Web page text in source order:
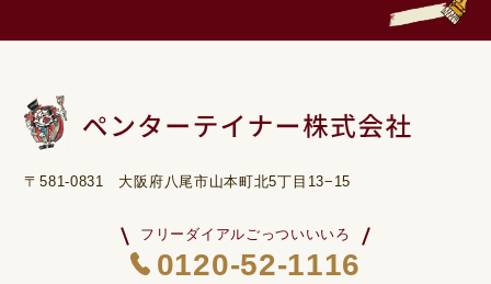
〒581-0831 大阪府八尾市山本町北5丁目13−15
フリーダイアルごっついいいろ
0120-52-1116